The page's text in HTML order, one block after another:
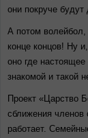
они покруче будут
А потом
конце концов! Ну
оно где
знакомой и такой
Проект «Царство
сближения членов
работает.